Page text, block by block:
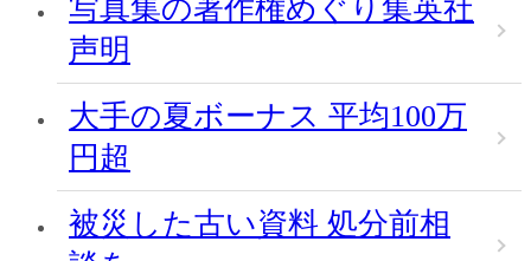
写真集の著作権めぐり集英社
声明
大手の夏ボーナス 平均100万
円超
被災した古い資料 処分前相